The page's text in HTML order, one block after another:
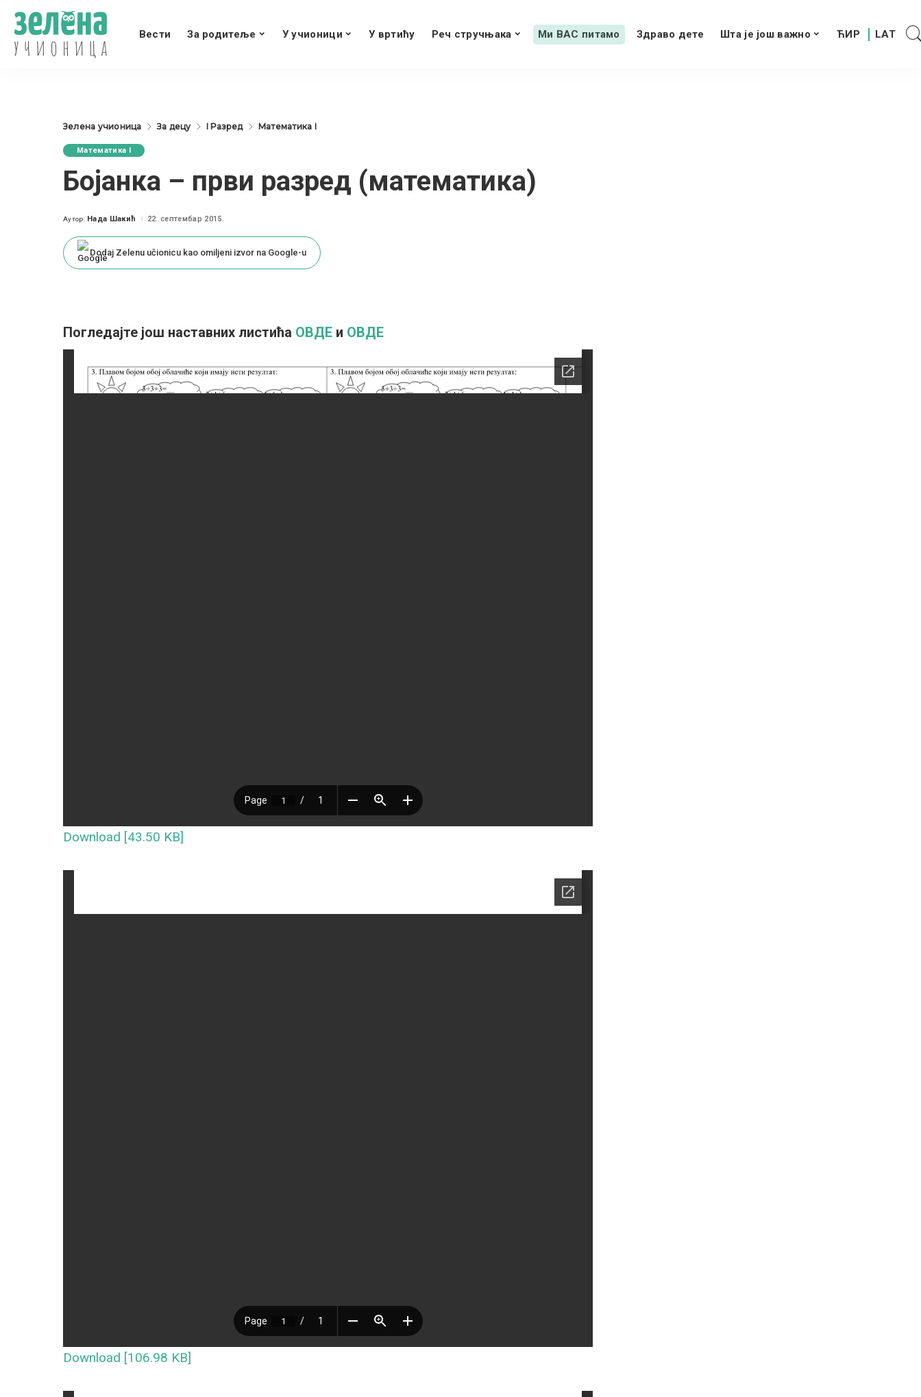
Вести За родитеље У учионици У вртићу Реч стручњака Ми ВАС питамо Здраво дете Шта је још важно
Зелена учионица За децу I Разред Математика I
Математика I
Бојанка – први разред (мaтематика)
Posted
Аутор: Нада Шакић 22. септембар 2015.
Dodaj Zelenu učionicu kao omiljeni izvor na Google-u
Погледајте још наставних листића ОВДЕ и ОВДЕ
Download [43.50 KB]
Download [106.98 KB]